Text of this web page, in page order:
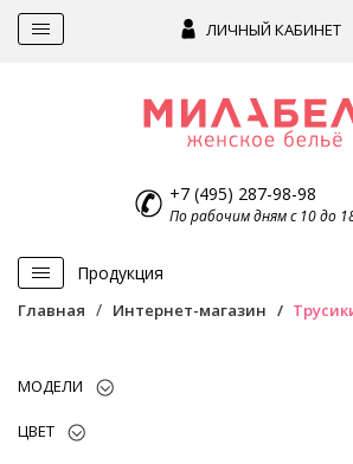
ЛИЧНЫЙ КАБИНЕТ
+7 (495) 287-98-98
По рабочим дням с 10 до
Продукция
Главная Интернет-магазин
МОДЕЛИ
ЦВЕТ